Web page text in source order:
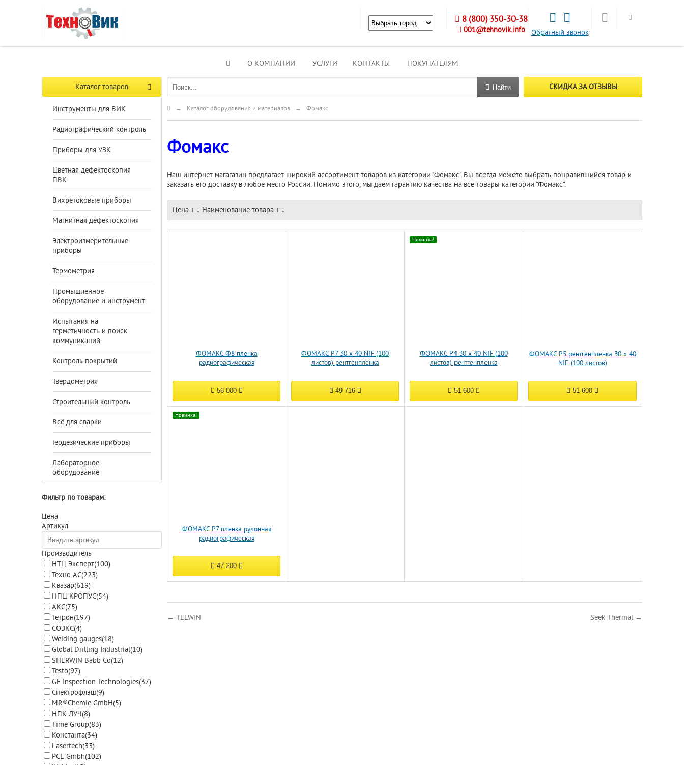
Обратный звонок
8 (800) 350-30-38
001@tehnovik.info
О КОМПАНИИ УСЛУГИ КОНТАКТЫ ПОКУПАТЕЛЯМ
Каталог товаров
Инструменты для ВИК
Радиографический контроль
Приборы для УЗК
Цветная дефектоскопия
ПВК
Вихретоковые приборы
Магнитная дефектоскопия
Электроизмерительные
приборы
Термометрия
Промышленное
оборудование и инструмент
Испытания на
герметичность и поиск
коммуникаций
Контроль покрытий
Твердометрия
Строительный контроль
Всё для сварки
Геодезические приборы
Лабораторное
оборудование
Фильтр по товарам:
Цена
Артикул
Производитель
НТЦ Эксперт(100)
Техно-АС(223)
Квазар(619)
НПЦ КРОПУС(54)
АКС(75)
Тетрон(197)
СОЭКС(4)
Welding gauges(18)
Global Drilling Industrial(10)
SHERWIN Babb Co(12)
Testo(97)
GE Inspection Technologies(37)
Спектрофлэш(9)
MR®Chemie GmbH(5)
НПК ЛУЧ(8)
Time Group(83)
Константа(34)
Lasertech(33)
PCE Gmbh(102)
Найти СКИДКА ЗА ОТЗЫВЫ
→ Каталог оборудования и материалов → Фомакс
Фомакс
Наш интернет-магагазин предлагает широкий ассортимент товаров из категории "Фомакс". Вы всегда можете выбрать понравившийся товар и
заказать его доставку в любое место России. Помимо этого, мы даем гарантию качества на все товары категории "Фомакс".
Цена ↑ ↓ Наименование товара ↑ ↓
ФОМАКС Ф8 пленка
радиографическая
56 000
ФОМАКС Р7 30 x 40 NIF (100
листов) рентгенпленка
49 716
Новинка!
ФОМАКС Р4 30 x 40 NIF (100
листов) рентгенпленка
51 600
ФОМАКС Р5 рентгенпленка 30 x 40
NIF (100 листов)
51 600
Новинка!
ФОМАКС Р7 пленка рулонная
радиографическая
47 200
← TELWIN Seek Thermal →